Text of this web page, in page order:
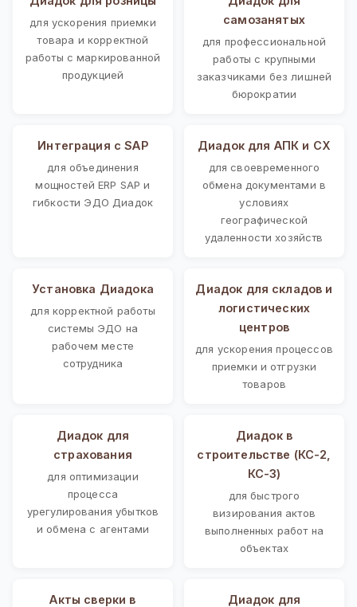
для ускорения приемки
товара и корректной
работы с маркированной
продукцией
самозанятых
для профессиональной
работы с крупными
заказчиками без лишней
бюрократии
Интеграция с SAP
для объединения
мощностей ERP SAP и
гибкости ЭДО Диадок
Диадок для АПК и СХ
для своевременного
обмена документами в
условиях
географической
удаленности хозяйств
Установка Диадока
для корректной работы
системы ЭДО на
рабочем месте
сотрудника
Диадок для складов и
логистических
центров
для ускорения процессов
приемки и отгрузки
товаров
Диадок для
страхования
для оптимизации
процесса
урегулирования убытков
и обмена с агентами
Диадок в
строительстве (КС-2,
КС-3)
для быстрого
визирования актов
выполненных работ на
объектах
Акты сверки в
Диадок для